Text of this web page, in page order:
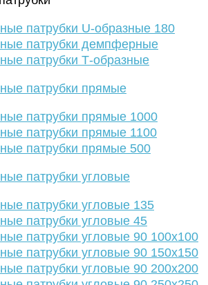
патрубки U-образные 180
патрубки демпферные
патрубки Т-образные
патрубки прямые
патрубки прямые 1000
патрубки прямые 1100
патрубки прямые 500
патрубки угловые
патрубки угловые 135
патрубки угловые 45
патрубки угловые 90 100х100
патрубки угловые 90 150х150
патрубки угловые 90 200х200